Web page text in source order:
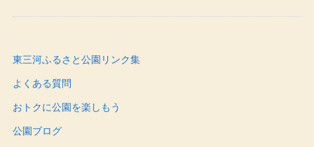
東三河ふるさと公園リンク集
よくある質問
おトクに公園を楽しもう
公園ブログ